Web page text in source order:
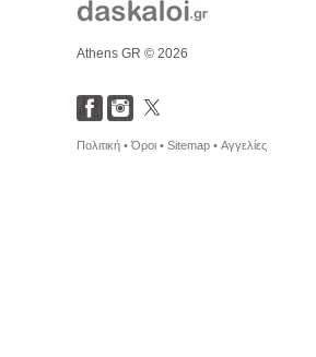
Athens GR © 2026
Πολιτική •Όροι • Sitemap • Αγγελίες